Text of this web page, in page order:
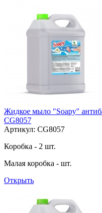
Жидкое мыло "Soapy"
CG8057
Артикул: CG8057
Коробка - 2 шт.
Малая коробка - шт.
Открыть